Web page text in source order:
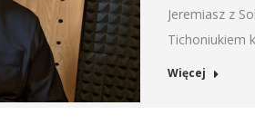
Jeremiasz z
Tichoniukiem
Więcej